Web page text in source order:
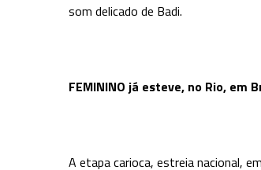
som delicado de Badi.
FEMININO já esteve, no Rio, em
A etapa carioca, estreia nacional,